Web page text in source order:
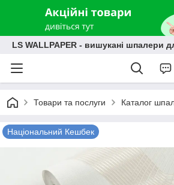
LS WALLPAPER - вишукані шпалери
Товари та послуги Каталог
Національний Кешбек